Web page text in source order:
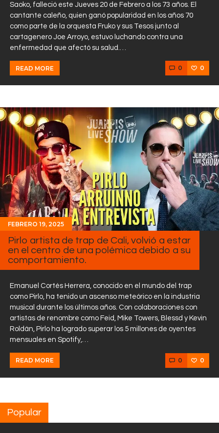
Saoko, falleció este Jueves 20 de Febrero a los 73 años. El
cantante caleño, quien ganó popularidad en los años 70
como parte de la orquesta Fruko y sus Tesos junto al
cartagenero Joe Arroyo, estuvo luchando contra una
enfermedad que afectó su salud.…
READ MORE 0 0
FEBRERO 19, 2025
Pirlo artista de trap de Cali, volvió a estar
en el centro de una polémica debido a su
comportamiento.
Emanuel Cortés Herrera, conocido en el mundo del trap
como Pirlo, ha tenido un ascenso meteórico en la industria
musical durante los últimos años. Con colaboraciones con
artistas de renombre como Feid, Mike Towers, Blessd y Kevin
Roldán, Pirlo ha logrado superar los 5 millones de oyentes
mensuales en Spotify,…
READ MORE 0 0
Popular